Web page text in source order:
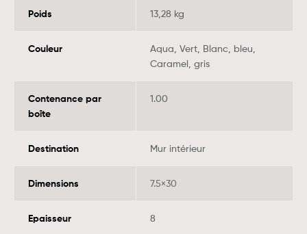
Poids 13,28 kg
Couleur
Aqua, Vert, Blanc, bleu,
Caramel, gris
Contenance par
boîte
1.00
Destination Mur intérieur
Dimensions 7.5×30
Epaisseur 8